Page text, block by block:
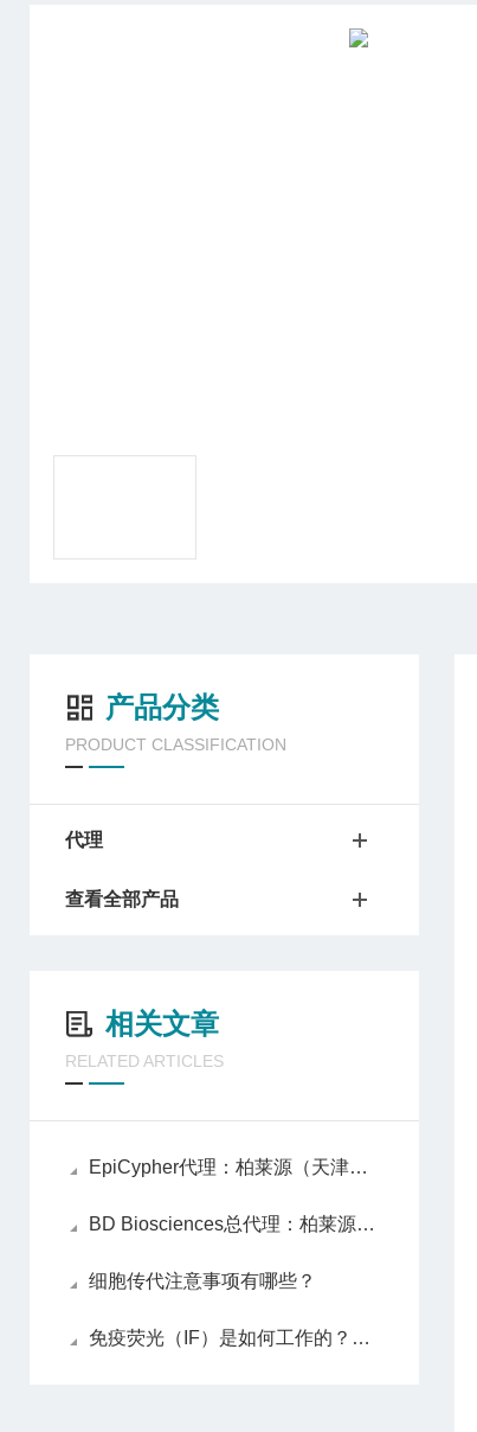
产品分类
PRODUCT CLASSIFICATION
代理
查看全部产品
相关文章
RELATED ARTICLES
EpiCypher代理：柏莱源（天津）生物科技有限公司
BD Biosciences总代理：柏莱源（天津）生物科技有限公司
细胞传代注意事项有哪些？
免疫荧光（IF）是如何工作的？解析荧光标记与多色成像